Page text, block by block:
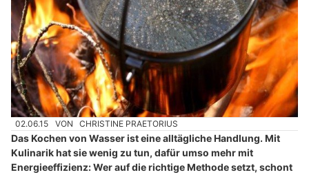
02.06.15 VON CHRISTINE PRAETORIUS
Das Kochen von Wasser ist eine alltägliche Handlung. Mit
Kulinarik hat sie wenig zu tun, dafür umso mehr mit
Energieeffizienz: Wer auf die richtige Methode setzt, schont